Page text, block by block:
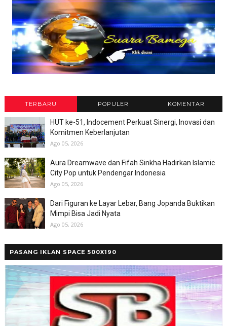
TERBARU POPULER KOMENTAR
HUT ke-51, Indocement Perkuat Sinergi, Inovasi dan
Komitmen Keberlanjutan
Ago 05, 2026
Aura Dreamwave dan Fifah Sinkha Hadirkan Islamic
City Pop untuk Pendengar Indonesia
Ago 05, 2026
Dari Figuran ke Layar Lebar, Bang Jopanda Buktikan
Mimpi Bisa Jadi Nyata
Ago 05, 2026
PASANG IKLAN SPACE 500X190